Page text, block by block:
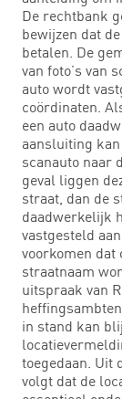
De rechtbank
bewijzen dat
betalen. De
van foto’s van
auto wordt
coördinaten.
een auto
aansluiting
scanauto naar
geval liggen
straat, dan de
daadwerkelijk
vastgesteld
voorkomen dat
straatnaam
uitspraak van
in stand kan
toegedaan. Uit
volgt dat de